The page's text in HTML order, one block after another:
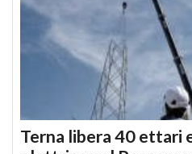
Terna libera 40 ettari